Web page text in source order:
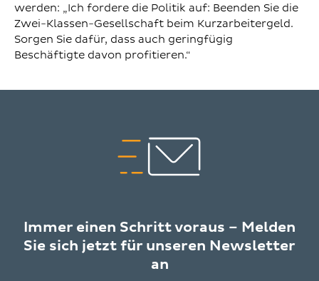
werden: „Ich fordere die Politik auf: Beenden Sie die
Zwei-Klassen-Gesellschaft beim Kurzarbeitergeld.
Sorgen Sie dafür, dass auch geringfügig
Beschäftigte davon profitieren.“
Immer einen Schritt voraus – Melden
Sie sich jetzt für unseren Newsletter
an